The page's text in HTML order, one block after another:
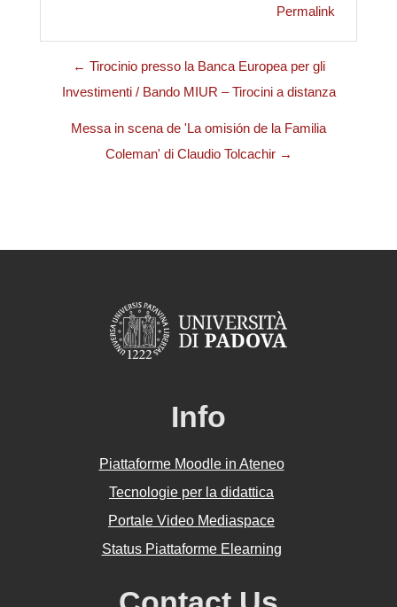
Permalink
← Tirocinio presso la Banca Europea per gli
Investimenti / Bando MIUR – Tirocini a distanza
Messa in scena de 'La omisión de la Familia
Coleman' di Claudio Tolcachir →
Info
Piattaforme Moodle in Ateneo
Tecnologie per la didattica
Portale Video Mediaspace
Status Piattaforme Elearning